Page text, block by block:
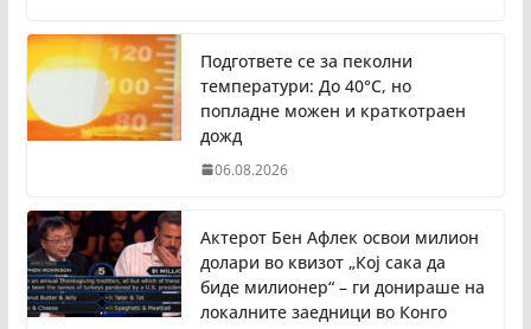
Подгответе се за пеколни
температури: До 40°C, но
попладне можен и краткотраен
дожд
06.08.2026
Актерот Бен Афлек освои милион
долари во квизот „Кој сака да
биде милионер“ – ги донираше на
локалните заедници во Конго